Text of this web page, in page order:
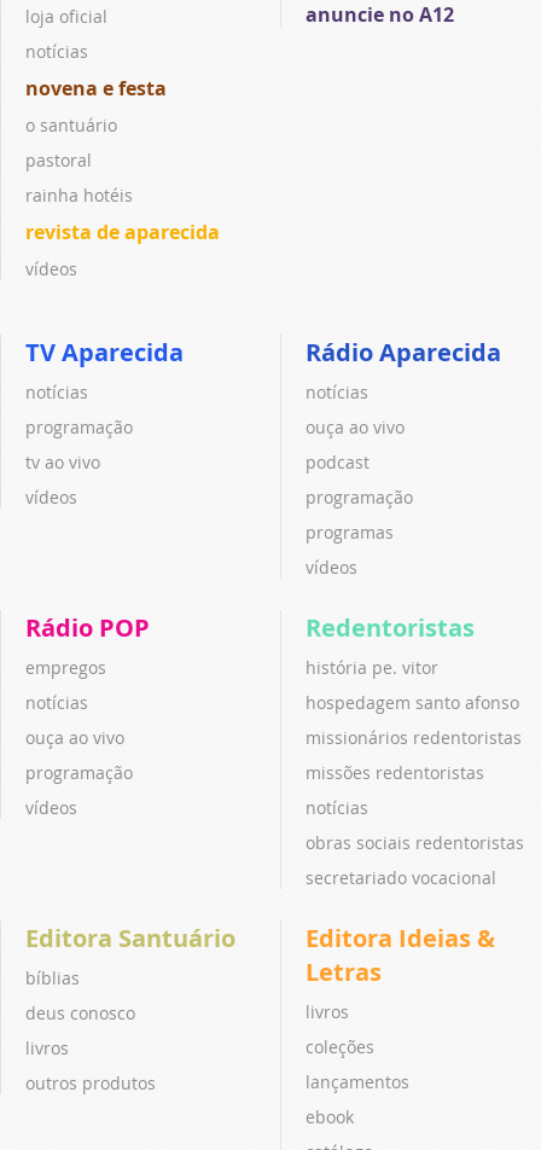
loja oficial
notícias
novena e festa
o santuário
pastoral
rainha hotéis
revista de aparecida
vídeos
anuncie no A12
TV Aparecida
notícias
programação
tv ao vivo
vídeos
Rádio Aparecida
notícias
ouça ao vivo
podcast
programação
programas
vídeos
Rádio POP
empregos
notícias
ouça ao vivo
programação
vídeos
Redentoristas
história pe. vitor
hospedagem santo afonso
missionários redentoristas
missões redentoristas
notícias
obras sociais redentoristas
secretariado vocacional
Editora Santuário
bíblias
deus conosco
livros
outros produtos
Editora Ideias &
Letras
livros
coleções
lançamentos
ebook